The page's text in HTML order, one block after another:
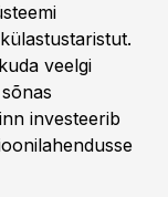
veelgi
investeerib